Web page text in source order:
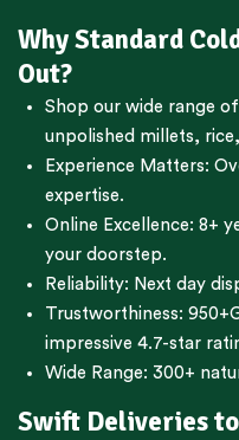
Why Standard
Out?
Shop our wide range
unpolished millets,
Experience Matters:
expertise.
Online Excellence: 8+
your doorstep.
Reliability: Next day
Trustworthiness:
impressive 4.7-star
Wide Range: 300+
Swift Deliveries